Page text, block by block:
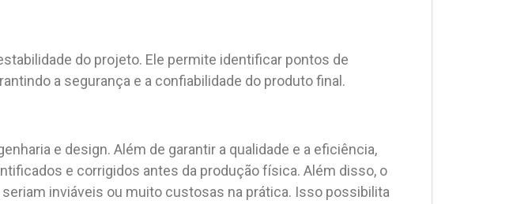
do projeto. Ele permite identificar pontos de
a segurança e a confiabilidade do produto final.
e design. Além de garantir a qualidade e a eficiência,
e corrigidos antes da produção física. Além disso, o
inviáveis ou muito custosas na prática. Isso possibilita